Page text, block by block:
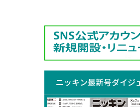
ニッキン最新号ダイジ